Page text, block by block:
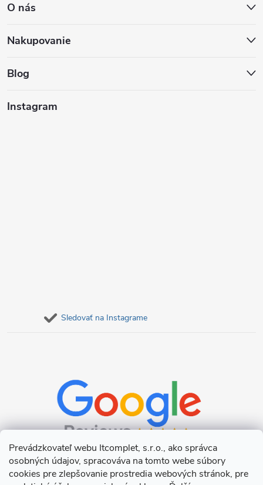
Prevádzkovateľ webu Itcomplet, s.r.o., ako správca
osobných údajov, spracováva na tomto webe súbory
cookies pre zlepšovanie prostredia webových stránok, pre
p
ä
O nás
Nakupovanie
Blog
Instagram
Sledovať na Instagrame